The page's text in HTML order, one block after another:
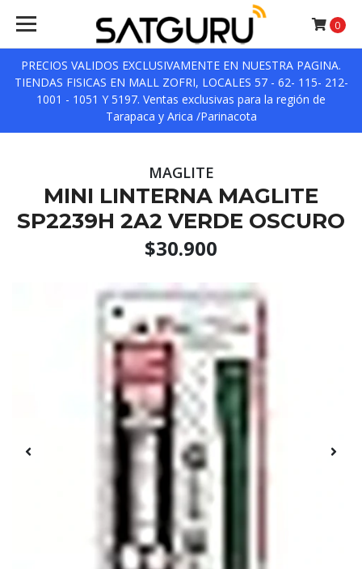
PRECIOS VALIDOS EXCLUSIVAMENTE EN NUESTRA PAGINA.
TIENDAS FISICAS EN MALL ZOFRI, LOCALES 57 - 62- 115- 212-
1001 - 1051 Y 5197. Ventas exclusivas para la región de
Tarapaca y Arica /Parinacota
0
MAGLITE
MINI LINTERNA MAGLITE
SP2239H 2A2 VERDE OSCURO
$30.900